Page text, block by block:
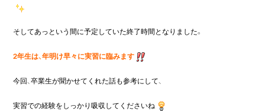
そしてあっという間に予定していた終了時間となりました。
2年生は、年明け早々に実習に臨みます
今回、卒業生が聞かせてくれた話も参考にして、
実習での経験をしっかり吸収してくださいね